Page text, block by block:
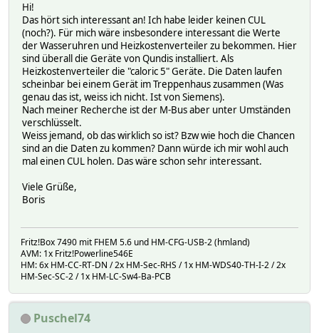
Hi!
Das hört sich interessant an! Ich habe leider keinen CUL
(noch?). Für mich wäre insbesondere interessant die Werte
der Wasseruhren und Heizkostenverteiler zu bekommen. Hier
sind überall die Geräte von Qundis installiert. Als
Heizkostenverteiler die "caloric 5" Geräte. Die Daten laufen
scheinbar bei einem Gerät im Treppenhaus zusammen (Was
genau das ist, weiss ich nicht. Ist von Siemens).
Nach meiner Recherche ist der M-Bus aber unter Umständen
verschlüsselt.
Weiss jemand, ob das wirklich so ist? Bzw wie hoch die Chancen
sind an die Daten zu kommen? Dann würde ich mir wohl auch
mal einen CUL holen. Das wäre schon sehr interessant.
Viele Grüße,
Boris
Fritz!Box 7490 mit FHEM 5.6 und HM-CFG-USB-2 (hmland)
AVM: 1x Fritz!Powerline546E
HM: 6x HM-CC-RT-DN / 2x HM-Sec-RHS / 1x HM-WDS40-TH-I-2 / 2x
HM-Sec-SC-2 / 1x HM-LC-Sw4-Ba-PCB
Puschel74